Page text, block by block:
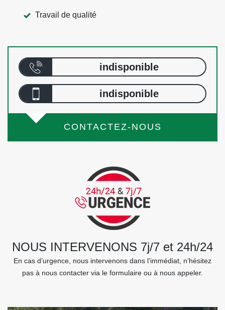
Travail de qualité
indisponible
indisponible
CONTACTEZ-NOUS
NOUS INTERVENONS 7j/7 et 24h/24
En cas d’urgence, nous intervenons dans l’immédiat, n’hésitez
pas à nous contacter via le formulaire ou à nous appeler.